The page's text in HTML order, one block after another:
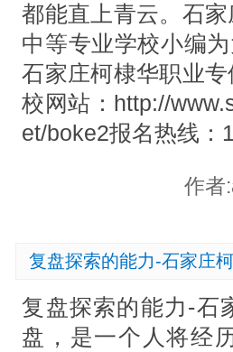
都能直上青云。石
中等专业学校小编
石家庄柯棣华职业
校网站：http://
et/boke2报名热线：
作者
复盘探索的能力-石家庄
复盘探索的能力-石
盘，是一个人将经